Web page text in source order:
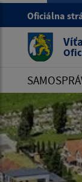
Oficiálna